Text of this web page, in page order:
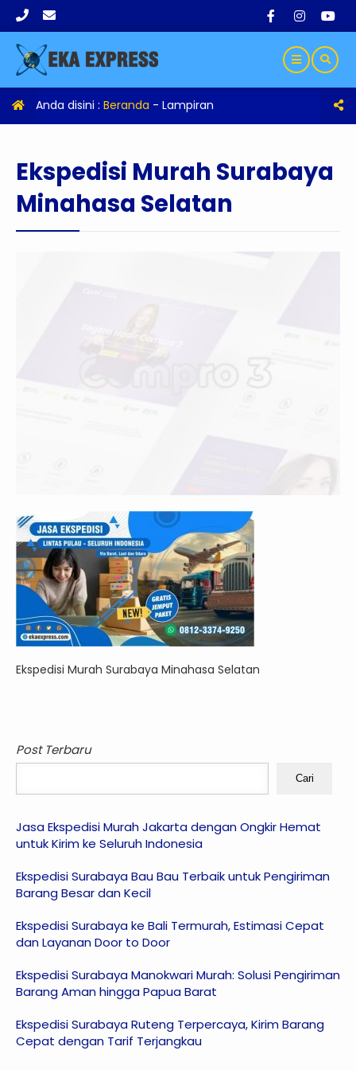
Anda disini : Beranda - Lampiran
Ekspedisi Murah Surabaya
Minahasa Selatan
Ekspedisi Murah Surabaya Minahasa Selatan
Post Terbaru
Cari
Jasa Ekspedisi Murah Jakarta dengan Ongkir Hemat
untuk Kirim ke Seluruh Indonesia
Ekspedisi Surabaya Bau Bau Terbaik untuk Pengiriman
Barang Besar dan Kecil
Ekspedisi Surabaya ke Bali Termurah, Estimasi Cepat
dan Layanan Door to Door
Ekspedisi Surabaya Manokwari Murah: Solusi Pengiriman
Barang Aman hingga Papua Barat
Ekspedisi Surabaya Ruteng Terpercaya, Kirim Barang
Cepat dengan Tarif Terjangkau